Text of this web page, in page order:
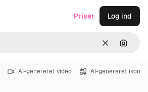
Klar Søg
Priser Log ind
AI-genereret video AI-genereret ikon